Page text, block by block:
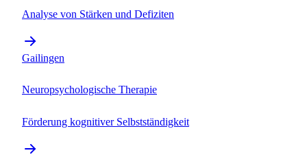
Analyse von Stärken und Defiziten
Gailingen
Neuropsychologische Therapie
Förderung kognitiver Selbstständigkeit